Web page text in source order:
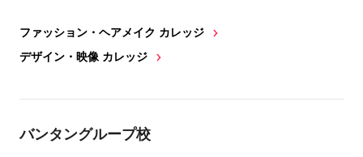
ファッション・ヘアメイク カレッジ
デザイン・映像 カレッジ
バンタングループ校